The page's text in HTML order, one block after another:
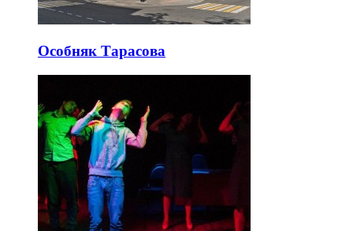
Особняк Тарасова